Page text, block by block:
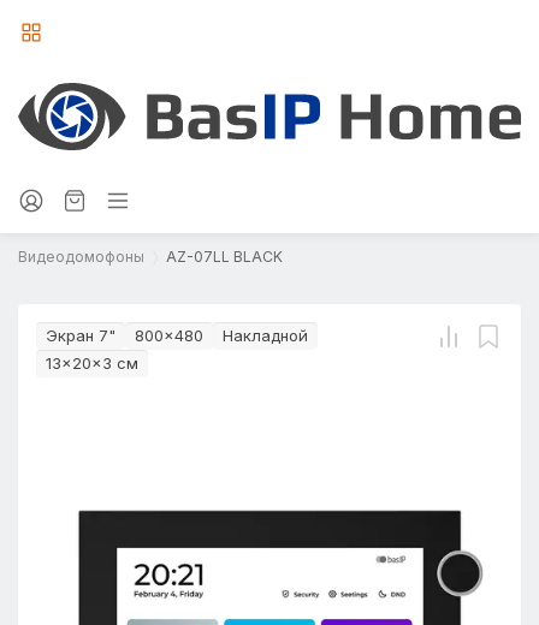
Видеодомофоны AZ-07LL BLACK
Экран 7" 800×480
Накладной
13×20×3 см